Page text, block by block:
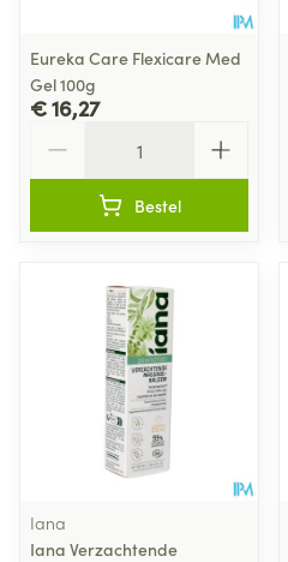
Eureka Care Flexicare Med
Gel 100g
€ 16,27
Bestel
Iana
Iana Verzachtende